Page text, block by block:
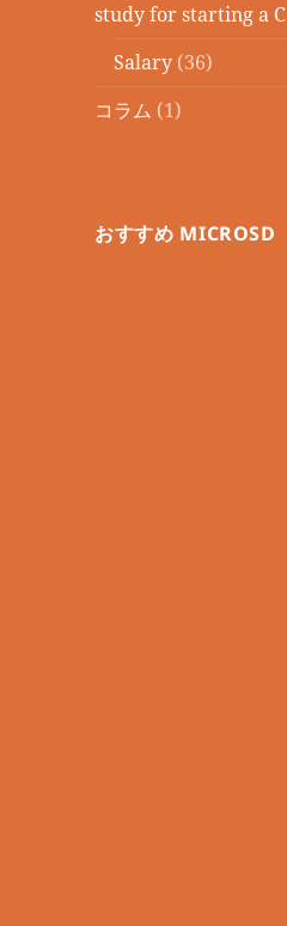
study for starting a C
Salary (36)
コラム (1)
おすすめ MICROSD